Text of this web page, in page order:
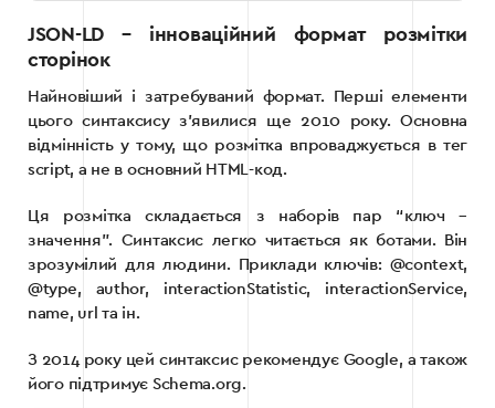
JSON-LD – інноваційний формат розмітки
сторінок
Найновіший і затребуваний формат. Перші елементи
цього синтаксису з’явилися ще 2010 року. Основна
відмінність у тому, що розмітка впроваджується в тег
script, а не в основний HTML-код.
Ця розмітка складається з наборів пар “ключ –
значення”. Синтаксис легко читається як ботами. Він
зрозумілий для людини. Приклади ключів: @context,
@type, author, interactionStatistic, interactionService,
name, url та ін.
З 2014 року цей синтаксис рекомендує Google, а також
його підтримує Schema.org.